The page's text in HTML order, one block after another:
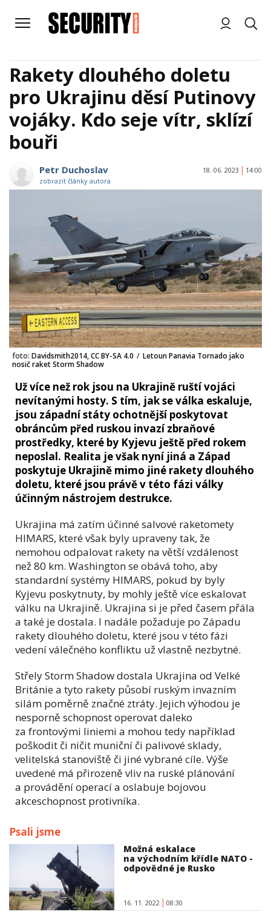
Rakety dlouhého doletu
pro Ukrajinu děsí Putinovy
vojáky. Kdo seje vítr, sklízí
bouři
Petr Duchoslav
zobrazit články autora
18. 06. 2023 14:00
foto: Davidsmith2014, CC BY-SA 4.0 / Letoun Panavia Tornado jako
nosič raket Storm Shadow
Už více než rok jsou na Ukrajině ruští vojáci
nevítanými hosty. S tím, jak se válka eskaluje,
jsou západní státy ochotnější poskytovat
obráncům před ruskou invazí zbraňové
prostředky, které by Kyjevu ještě před rokem
neposlal. Realita je však nyní jiná a Západ
poskytuje Ukrajině mimo jiné rakety dlouhého
doletu, které jsou právě v této fázi války
účinným nástrojem destrukce.
Ukrajina má zatím účinné salvové raketomety
HIMARS, které však byly upraveny tak, že
nemohou odpalovat rakety na větší vzdálenost
než 80 km. Washington se obává toho, aby
standardní systémy HIMARS, pokud by byly
Kyjevu poskytnuty, by mohly ještě více eskalovat
válku na Ukrajině. Ukrajina si je před časem přála
a také je dostala. I nadále požaduje po Západu
rakety dlouhého doletu, které jsou v této fázi
vedení válečného konfliktu už vlastně nezbytné.
Střely Storm Shadow dostala Ukrajina od Velké
Británie a tyto rakety působí ruským invazním
silám poměrně značné ztráty. Jejich výhodou je
nesporně schopnost operovat daleko
za frontovými liniemi a mohou tedy například
poškodit či ničit muniční či palivové sklady,
velitelská stanoviště či jiné vybrané cíle. Výše
uvedené má přirozeně vliv na ruské plánování
a provádění operací a oslabuje bojovou
akceschopnost protivníka.
Psali jsme
Možná eskalace
na východním křídle NATO -
odpovědné je Rusko
16. 11. 2022 08:30